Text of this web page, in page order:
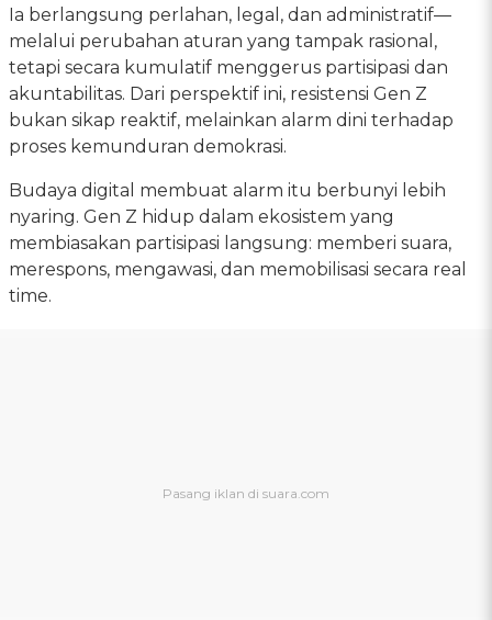
Ia berlangsung perlahan, legal, dan administratif—
melalui perubahan aturan yang tampak rasional,
tetapi secara kumulatif menggerus partisipasi dan
akuntabilitas. Dari perspektif ini, resistensi Gen Z
bukan sikap reaktif, melainkan alarm dini terhadap
proses kemunduran demokrasi.
Budaya digital membuat alarm itu berbunyi lebih
nyaring. Gen Z hidup dalam ekosistem yang
membiasakan partisipasi langsung: memberi suara,
merespons, mengawasi, dan memobilisasi secara real
time.